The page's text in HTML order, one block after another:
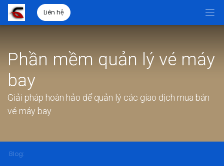
Liên hệ
Phần mềm quản lý vé máy
bay
Giải pháp hoàn hảo để quản lý các giao dịch mua bán
vé máy bay
Blog: